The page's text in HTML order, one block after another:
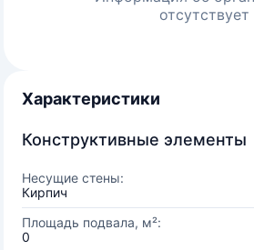
отсутствует
Характеристики
Конструктивные элементы
Несущие стены:
Кирпич
Площадь подвала, м²:
0